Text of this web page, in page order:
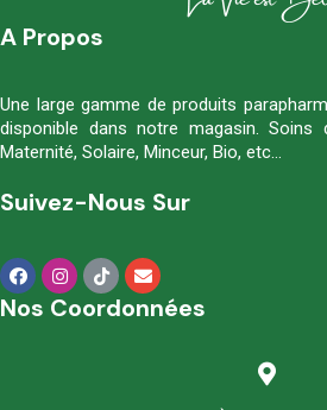
A Propos
Une large gamme de produits
disponible dans notre magasin. Soins
Maternité, Solaire, Minceur, Bio, etc…
Suivez-Nous Sur
Nos Coordonnées